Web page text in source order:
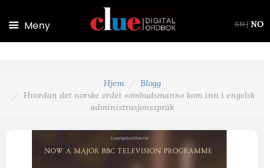
Meny EN| NO
Hjem
Blogg
Hvordan det norske ordet «ombudsmann» kom inn i engelsk
administrasjonsspråk